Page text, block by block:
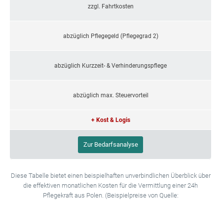
zzgl. Fahrtkosten
abzüglich Pflegegeld (Pflegegrad 2)
abzüglich Kurzzeit- & Verhinderungspflege
abzüglich max. Steuervorteil
+ Kost & Logis
Zur Bedarfsanalyse
Diese Tabelle bietet einen beispielhaften unverbindlichen Überblick über
die effektiven monatlichen Kosten für die Vermittlung einer 24h
Pflegekraft aus Polen. (Beispielpreise von Quelle: